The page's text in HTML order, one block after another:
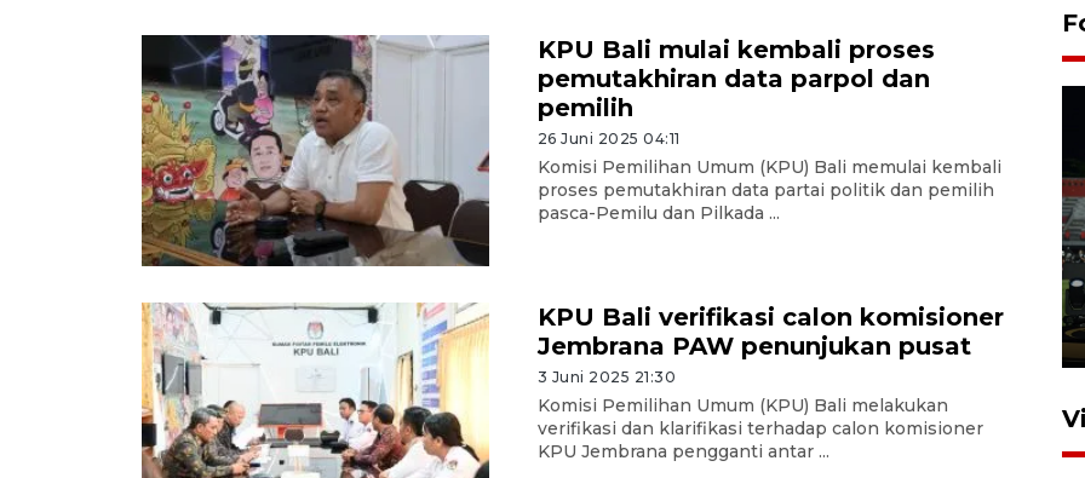
KPU Bali mulai kembali proses
pemutakhiran data parpol dan
pemilih
26 Juni 2025 04:11
Komisi Pemilihan Umum (KPU) Bali memulai kembali
proses pemutakhiran data partai politik dan pemilih
pasca-Pemilu dan Pilkada ...
KPU Bali verifikasi calon komisioner
Jembrana PAW penunjukan pusat
3 Juni 2025 21:30
Komisi Pemilihan Umum (KPU) Bali melakukan
verifikasi dan klarifikasi terhadap calon komisioner
KPU Jembrana pengganti antar ...
Tiga matra TNI unjuk
latihan di Kepri
5 Agustus 2026 16:28